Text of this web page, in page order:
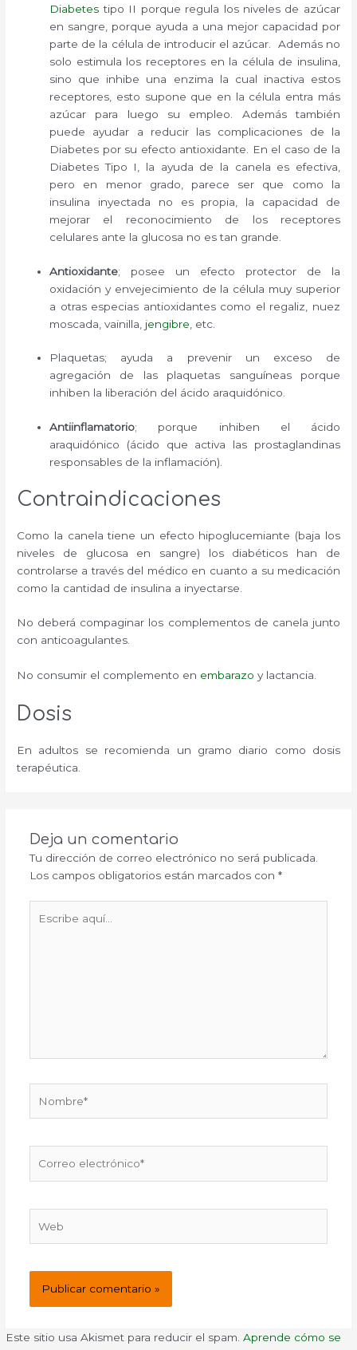
Diabetes tipo II porque regula los niveles de azúcar
en sangre, porque ayuda a una mejor capacidad por
parte de la célula de introducir el azúcar. Además no
solo estimula los receptores en la célula de insulina,
sino que inhibe una enzima la cual inactiva estos
receptores, esto supone que en la célula entra más
azúcar para luego su empleo. Además también
puede ayudar a reducir las complicaciones de la
Diabetes por su efecto antioxidante. En el caso de la
Diabetes Tipo I, la ayuda de la canela es efectiva,
pero en menor grado, parece ser que como la
insulina inyectada no es propia, la capacidad de
mejorar el reconocimiento de los receptores
celulares ante la glucosa no es tan grande.
Antioxidante; posee un efecto protector de la
oxidación y envejecimiento de la célula muy superior
a otras especias antioxidantes como el regaliz, nuez
moscada, vainilla, jengibre , etc.
Plaquetas; ayuda a prevenir un exceso de
agregación de las plaquetas sanguíneas porque
inhiben la liberación del ácido araquidónico.
Antiinflamatorio; porque inhiben el ácido
araquidónico (ácido que activa las prostaglandinas
responsables de la inflamación).
Contraindicaciones
Como la canela tiene un efecto hipoglucemiante (baja los
niveles de glucosa en sangre) los diabéticos han de
controlarse a través del médico en cuanto a su medicación
como la cantidad de insulina a inyectarse.
No deberá compaginar los complementos de canela junto
con anticoagulantes.
No consumir el complemento en embarazo y lactancia.
Dosis
En adultos se recomienda un gramo diario como dosis
terapéutica.
Deja un comentario
Tu dirección de correo electrónico no será publicada.
Los campos obligatorios están marcados con *
aquí...
electrónico*
Este sitio usa Akismet para reducir el spam.Aprende cómo se